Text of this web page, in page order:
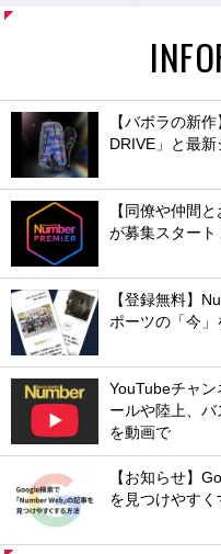
【バボラの新
DRIVE」と最
【同僚や仲間
が募集スタート
【登録無料】
ポーツの「今」
YouTubeチャ
ールや陸上、
を動画で
【お知らせ】
を見つけやすく